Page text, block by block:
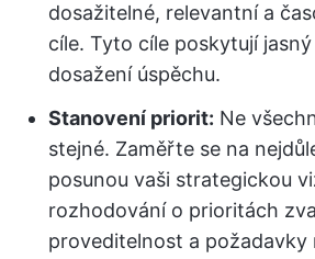
dosažitelné, relevantní a
cíle. Tyto cíle poskytují
dosažení úspěchu.
Stanovení priorit: Ne
stejné. Zaměřte se na
posunou vaši strategickou
rozhodování o prioritách
proveditelnost a požadavky